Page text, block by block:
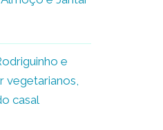
e
vegetarianos,
casal